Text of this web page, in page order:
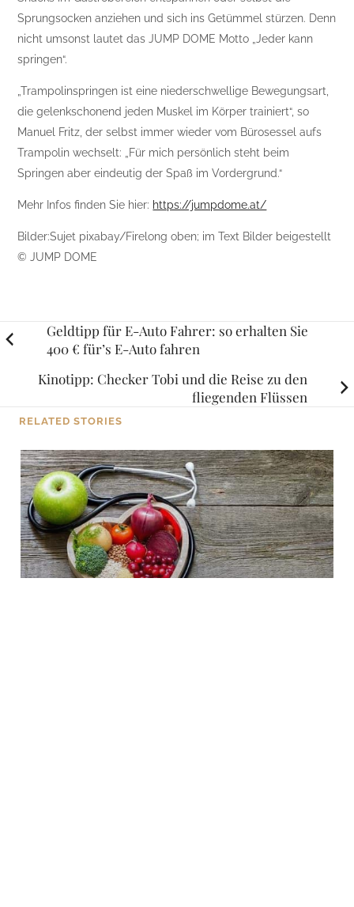
Sprungsocken anziehen und sich ins Getümmel stürzen. Denn
nicht umsonst lautet das JUMP DOME Motto „Jeder kann
springen“.
„Trampolinspringen ist eine niederschwellige Bewegungsart,
die gelenkschonend jeden Muskel im Körper trainiert“, so
Manuel Fritz, der selbst immer wieder vom Bürosessel aufs
Trampolin wechselt: „Für mich persönlich steht beim
Springen aber eindeutig der Spaß im Vordergrund.“
Mehr Infos finden Sie hier: https://jumpdome.at/
Bilder:Sujet pixabay/Firelong oben; im Text Bilder beigestellt
© JUMP DOME
Posts
navigation
Geldtipp für E-Auto Fahrer: so erhalten Sie
400 € für’s E-Auto fahren
Kinotipp: Checker Tobi und die Reise zu den
fliegenden Flüssen
RELATED STORIES